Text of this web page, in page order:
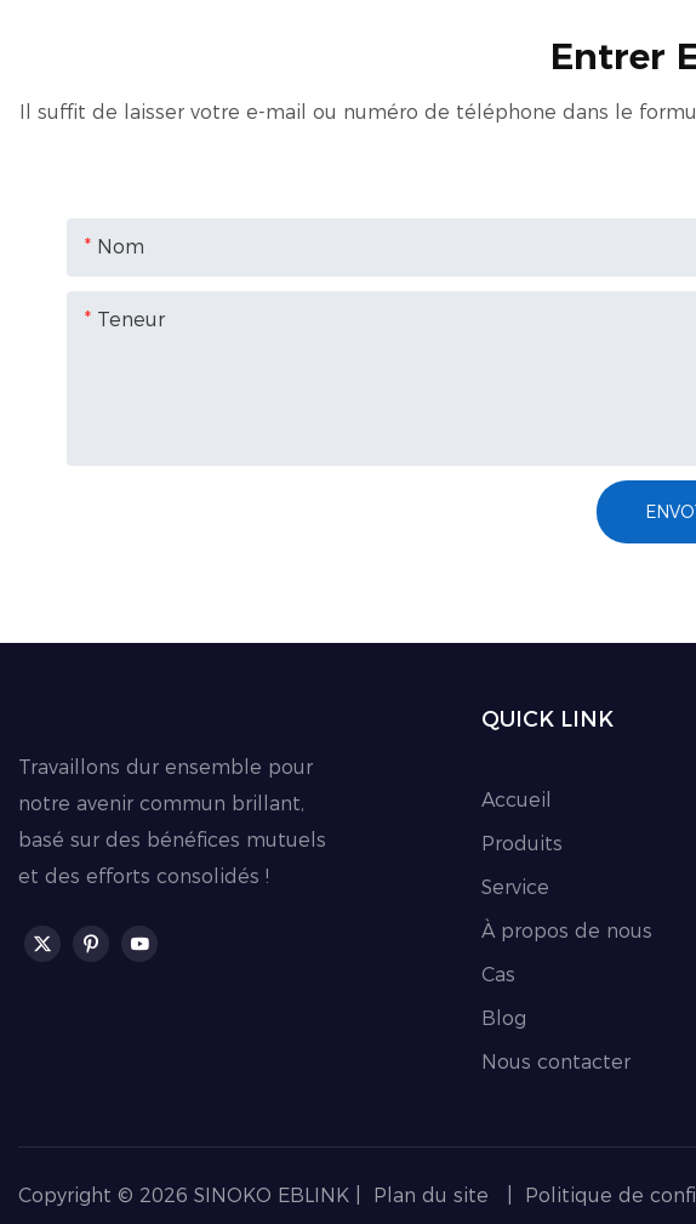
Entrer
Il suffit de laisser votre e-mail ou numéro de téléphone dans le
Nom
Teneur
Travaillons dur ensemble pour
notre avenir commun brillant,
basé sur des bénéfices mutuels
et des efforts consolidés !
QUICK LINK
Accueil
Produits
Service
À propos de nous
Cas
Blog
Nous contacter
Copyright © 2026 SINOKO EBLINK | Plan du site Politique de